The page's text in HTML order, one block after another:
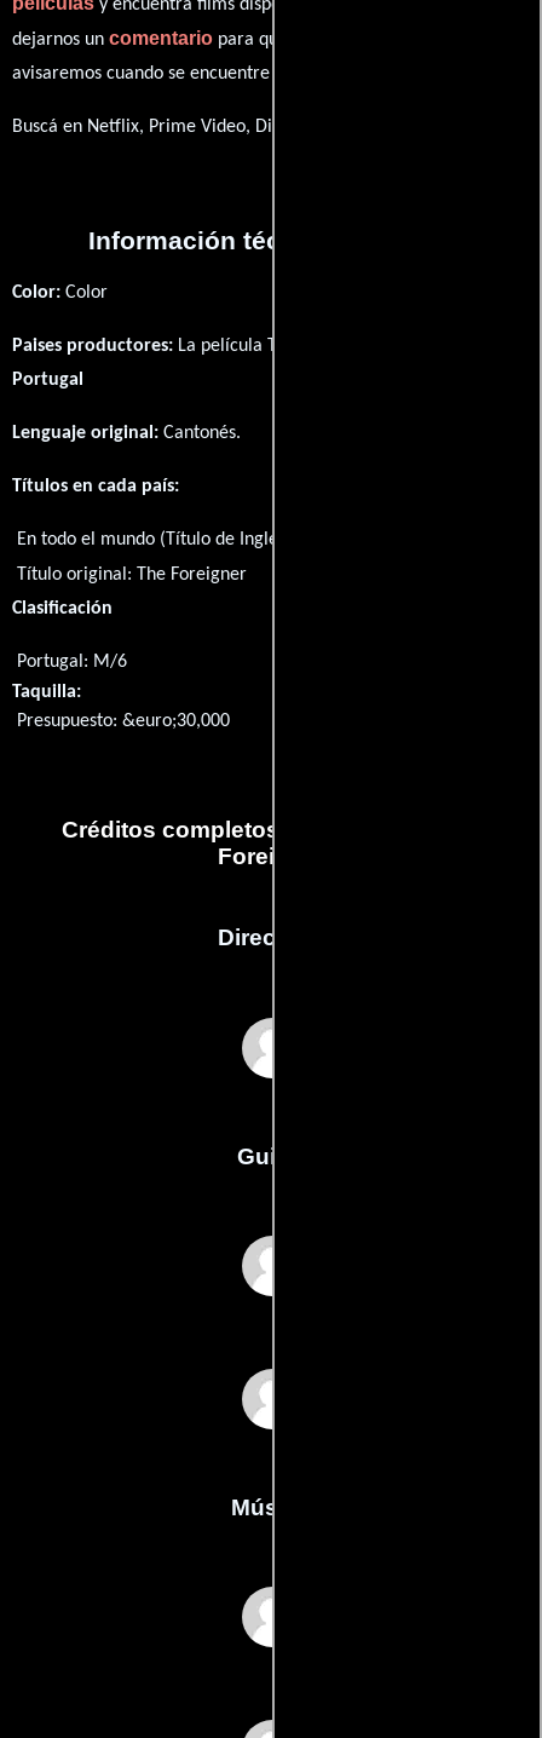
y encuentra films disponibles. También puedes
dejarnos un comentario para que le demos prioridad y te
avisaremos cuando se encuentre disponible
Buscá en Netflix, Prime Video, Disney+
Información técnica y general
Color: Color
Paises productores: La película The Foreigner fué producida en
Portugal
Lenguaje original: Cantonés.
Títulos en cada país:
En todo el mundo (Título de Inglés):
Título original: The Foreigner
Clasificación
Portugal: M/6
Taquilla:
Presupuesto: &euro;30,000
Créditos completos de la película The
Foreigner
Dirección
Guión
Música